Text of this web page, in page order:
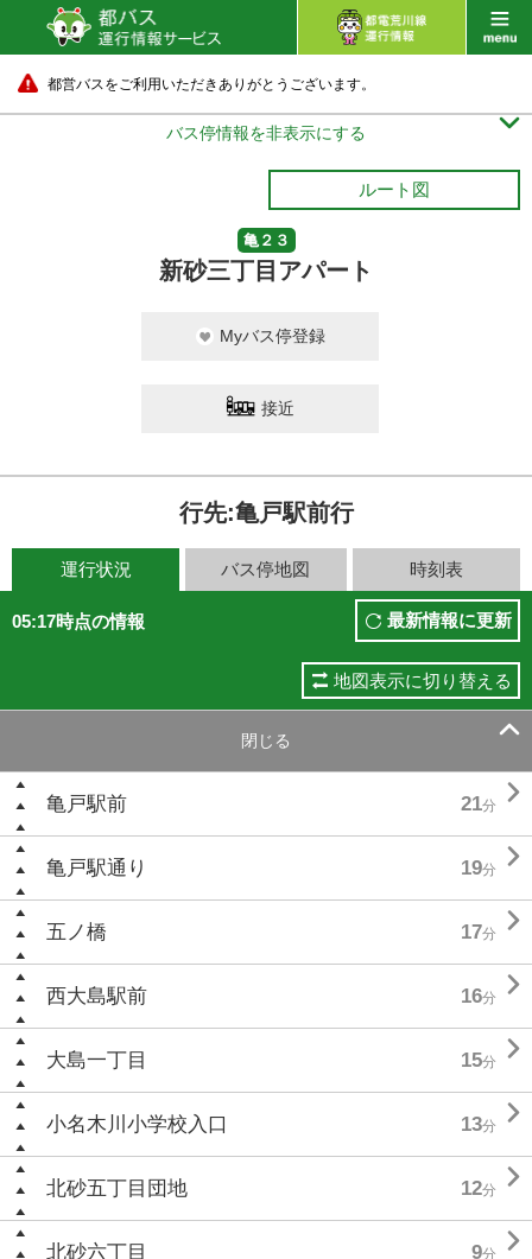
都営バスをご利用いただきありがとうございます。
バス停情報を非表示にする 
ルート図
亀２３
新砂三丁目アパート
Myバス停登録
接近
行先:亀戸駅前行
運行状況 バス停地図 時刻表
05:17時点の情報 最新情報に更新
地図表示に切り替える
閉じる 
亀戸駅前 21分 
亀戸駅通り 19分 
五ノ橋 17分 
西大島駅前 16分 
大島一丁目 15分 
小名木川小学校入口 13分 
北砂五丁目団地 12分 
北砂六丁目 9分 